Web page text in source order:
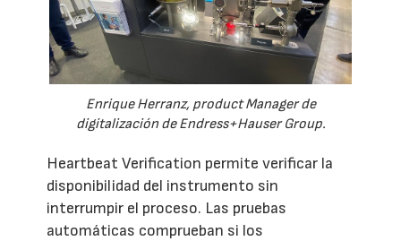
Enrique Herranz, product Manager de
digitalización de Endress+Hauser Group.
Heartbeat Verification permite verificar la
disponibilidad del instrumento sin
interrumpir el proceso. Las pruebas
automáticas comprueban si los